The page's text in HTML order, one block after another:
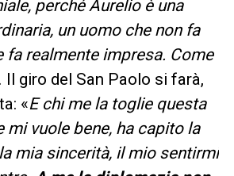
perché Aurelio è una
un uomo che non fa
fa realmente impresa. Come
Il giro del San Paolo si farà,
«E chi me la toglie questa
mi vuole bene, ha capito la
mia sincerità, il mio sentirmi